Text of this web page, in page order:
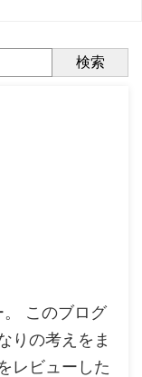
検索
このブログ
りの考えをま
レビューした